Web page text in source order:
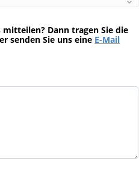
Dann tragen Sie die
senden Sie uns eine E-Mail